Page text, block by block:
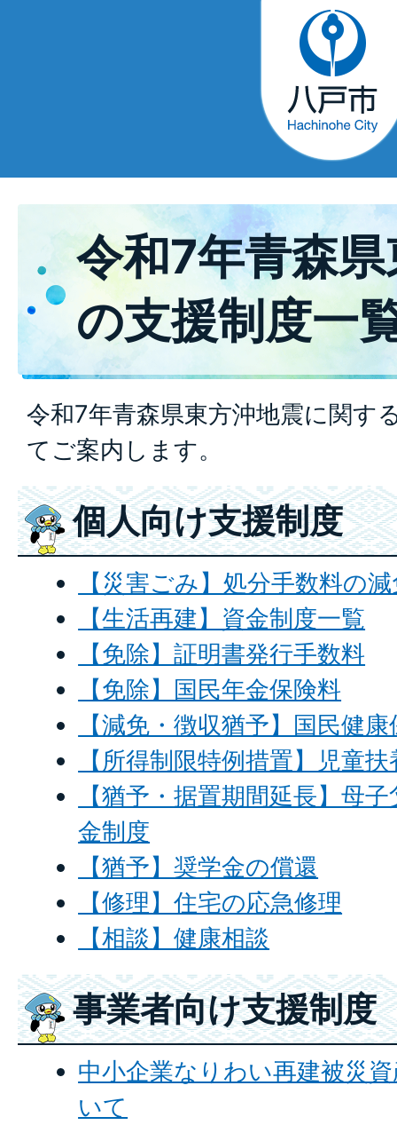
令和7年青森
の支援制度一
令和7年青森県東方沖地震に関す
てご案内します。
個人向け支援制度
【災害ごみ】処分手数料の
【生活再建】資金制度一覧
【免除】証明書発行手数料
【免除】国民年金保険料
【減免・徴収猶予】国民健
【所得制限特例措置】児童
【猶予・据置期間延長】母
金制度
【猶予】奨学金の償還
【修理】住宅の応急修理
【相談】健康相談
事業者向け支援制度
中小企業なりわい再建被災
いて